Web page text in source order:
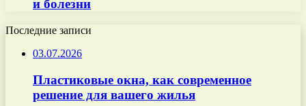
и болезни
Последние записи
03.07.2026
Пластиковые окна, как современное
решение для вашего жилья